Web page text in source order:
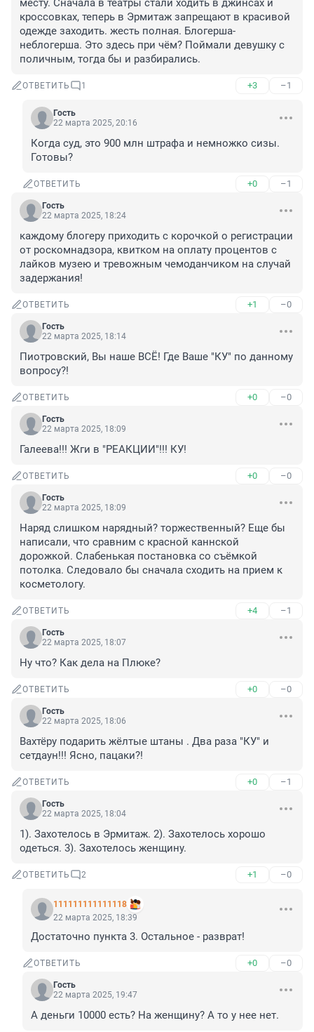
месту. Сначала в театры стали ходить в джинсах и
кроссовках, теперь в Эрмитаж запрещают в красивой
одежде заходить. жесть полная. Блогерша-
неблогерша. Это здесь при чём? Поймали девушку с
поличным, тогда бы и разбирались.
ОТВЕТИТЬ 1 +3 –1
Гость
22 марта 2025, 20:16
Когда суд, это 900 млн штрафа и немножко сизы.
Готовы?
ОТВЕТИТЬ +0 –1
Гость
22 марта 2025, 18:24
каждому блогеру приходить с корочкой о регистрации
от роскомнадзора, квитком на оплату процентов с
лайков музею и тревожным чемоданчиком на случай
задержания!
ОТВЕТИТЬ +1 –0
Гость
22 марта 2025, 18:14
Пиотровский, Вы наше ВСЁ! Где Ваше "КУ" по данному
вопросу?!
ОТВЕТИТЬ +0 –0
Гость
22 марта 2025, 18:09
Галеева!!! Жги в "РЕАКЦИИ"!!! КУ!
ОТВЕТИТЬ +0 –0
Гость
22 марта 2025, 18:09
Наряд слишком нарядный? торжественный? Еще бы
написали, что сравним с красной каннской
дорожкой. Слабенькая постановка со съёмкой
потолка. Следовало бы сначала сходить на прием к
косметологу.
ОТВЕТИТЬ +4 –1
Гость
22 марта 2025, 18:07
Ну что? Как дела на Плюке?
ОТВЕТИТЬ +0 –0
Гость
22 марта 2025, 18:06
Вахтёру подарить жёлтые штаны . Два раза "КУ" и
сетдаун!!! Ясно, пацаки?!
ОТВЕТИТЬ +0 –1
Гость
22 марта 2025, 18:04
1). Захотелось в Эрмитаж. 2). Захотелось хорошо
одеться. 3). Захотелось женщину.
ОТВЕТИТЬ 2 +1 –0
111111111111118
22 марта 2025, 18:39
Достаточно пункта 3. Остальное - разврат!
ОТВЕТИТЬ +0 –0
Гость
22 марта 2025, 19:47
А деньги 10000 есть? На женщину? А то у нее нет.